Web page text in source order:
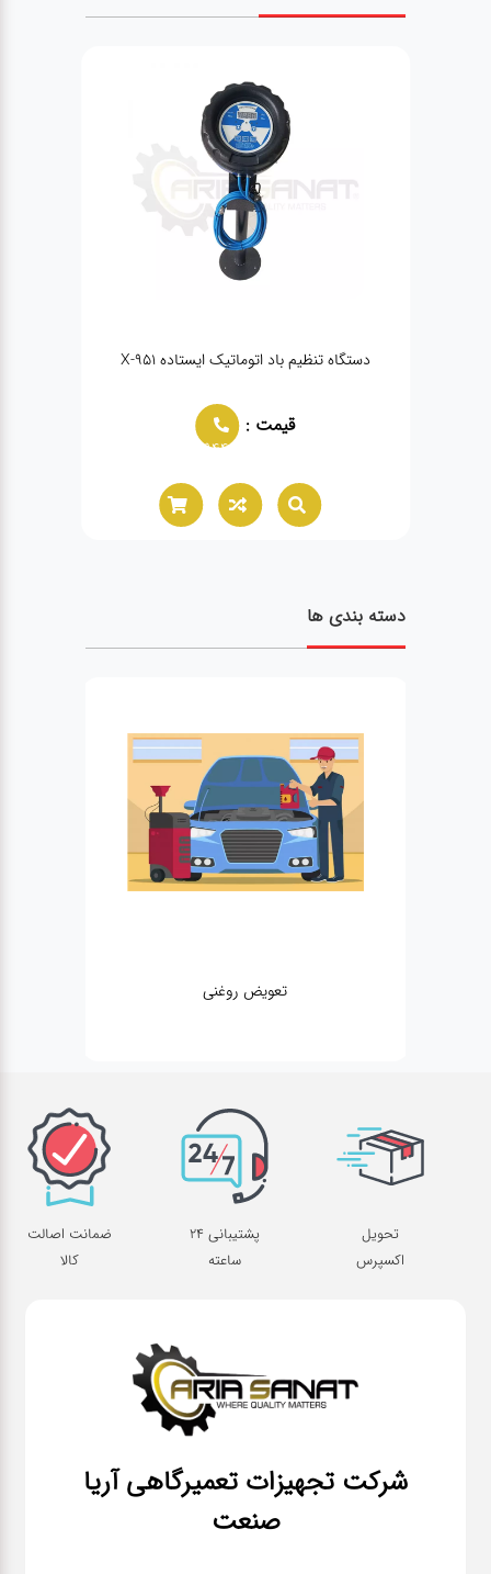
دستگاه تنظیم باد اتوماتیک ایستاده X-951
لاستیک درآر سه پدال
دسته بندی ها
تحویل
اکسپرس
پشتیبانی 24
ساعته
ضمانت اصالت
کالا
شرکت تجهیزات تعمیرگاهی آریا
صنعت